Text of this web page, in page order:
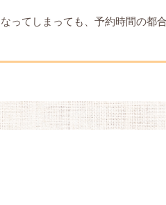
ってしまっても、予約時間の都